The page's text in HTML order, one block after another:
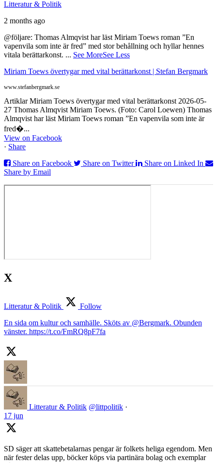
Litteratur & Politik
2 months ago
@följare: Thomas Almqvist har läst Miriam Toews roman ”En
vapenvila som inte är fred” med stor behållning och hyllar hennes
vitala berättarkonst. ... See MoreSee Less
Miriam Toews övertygar med vital berättarkonst | Stefan Bergmark
www.stefanbergmark.se
Artiklar Miriam Toews övertygar med vital berättarkonst 2026-05-
27 Thomas Almqvist Miriam Toews. (Foto: Carol Loewen) Thomas
Almqvist har läst Miriam Toews roman ”En vapenvila som inte är
fred�...
View on Facebook
· Share
Share on Facebook
Share on Twitter
Share on Linked In
Share by Email
X
Litteratur & Politik
Follow
En sida om kultur och samhälle. Sköts av @Bergmark. Obunden
vänster. https://t.co/FmRQ8pF7fa
Litteratur & Politik @littpolitik ·
17 jun
SD säger att skattebetalarnas pengar är folkets heliga egendom. Men
när fester delas upp, böcker köps via partinära bolag och exemplar